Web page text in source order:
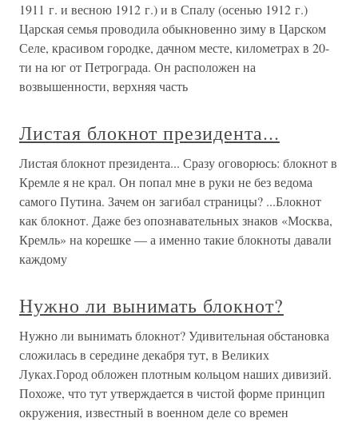
1911 г. и весною 1912 г.) и в Спалу (осенью 1912 г.)
Царская семья проводила обыкновенно зиму в Царском
Селе, красивом городке, дачном месте, километрах в 20-
ти на юг от Петрограда. Он расположен на
возвышенности, верхняя часть
Листая блокнот президента...
Листая блокнот президента... Сразу оговорюсь: блокнот в
Кремле я не крал. Он попал мне в руки не без ведома
самого Путина. Зачем он загибал страницы? ...Блокнот
как блокнот. Даже без опознавательных знаков «Москва,
Кремль» на корешке — а именно такие блокноты давали
каждому
Нужно ли вынимать блокнот?
Нужно ли вынимать блокнот? Удивительная обстановка
сложилась в середине декабря тут, в Великих
Луках.Город обложен плотным кольцом наших дивизий.
Похоже, что тут утверждается в чистой форме принцип
окружения, известный в военном деле со времен